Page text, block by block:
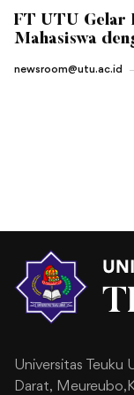
FT UTU Gelar
Mahasiswa
newsroom@utu.ac.id
Universitas Teuku
Darat,